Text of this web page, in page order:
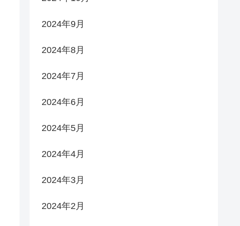
2024年9月
2024年8月
2024年7月
2024年6月
2024年5月
2024年4月
2024年3月
2024年2月